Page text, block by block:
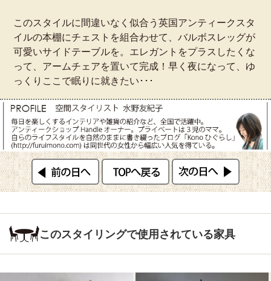
このスタイルに間違いなく似合う英国アンティークスタ
イルの本棚にチェストを組合わせて、バルボスレッグが
可愛いサイドテーブルを。エレガントをプラスしたくな
って、アームチェアを置いて完成！早く夜になって、ゆ
っくりここで眠りに就きたい･･･
このスタイリングで使用されている家具